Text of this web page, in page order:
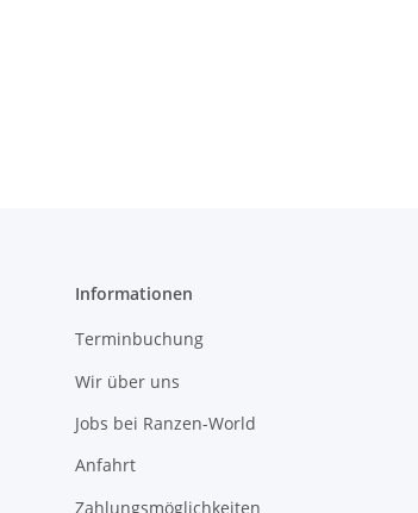
Informationen
Terminbuchung
Wir über uns
Jobs bei Ranzen-World
Anfahrt
Zahlungsmöglichkeiten